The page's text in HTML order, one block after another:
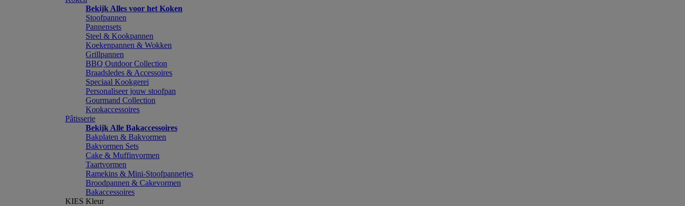
Bekijk Alles voor het Koken
Stoofpannen
Pannensets
Steel & Kookpannen
Koekenpannen & Wokken
Grillpannen
BBQ Outdoor Collection
Braadsledes & Accessoires
Speciaal Kookgerei
Personaliseer jouw stoofpan
Gourmand Collection
Kookaccessoires
Pâtisserie
Bekijk Alle Bakaccessoires
Bakplaten & Bakvormen
Bakvormen Sets
Cake & Muffinvormen
Taartvormen
Ramekins & Mini-Stoofpannetjes
Broodpannen & Cakevormen
Bakaccessoires
KIES Kleur